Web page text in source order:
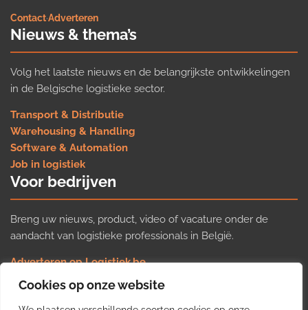
Cookies op onze website
Contact·Adverteren
Nieuws & thema’s
Volg het laatste nieuws en de belangrijkste ontwikkelingen
in de Belgische logistieke sector.
Transport & Distributie
Warehousing & Handling
Software & Automation
Job in logistiek
Voor bedrijven
Breng uw nieuws, product, video of vacature onder de
aandacht van logistieke professionals in België.
Adverteren op Logistiek.be
Nieuws insturen
Uw video op Logistiek.TV